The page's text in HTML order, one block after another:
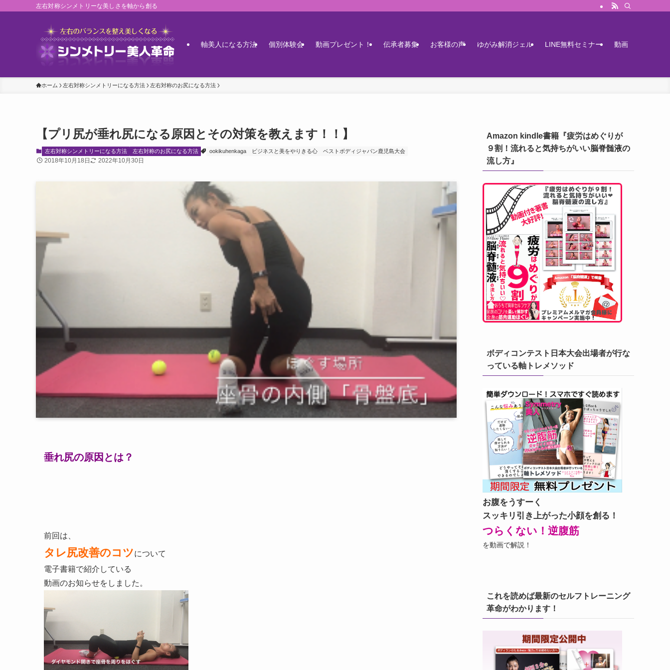
左右対称シンメトリーな美しさを軸から創る
軸美人になる方法 個別体験会 動画プレゼント！ 伝承者募集 お客様の声 ゆがみ解消ジェル LINE無料セミナー 動画
ホーム 左右対称シンメトリーになる方法 左右対称のお尻になる方法
【プリ尻が垂れ尻になる原因とその対策を教えます！！】
左右対称シンメトリーになる方法 左右対称のお尻になる方法 ookikuhenkaga ビジネスと美をやりきる心 ベストボディジャパン鹿児島大会
2018年10月18日 2022年10月30日
垂れ尻の原因とは？
前回は、
タレ尻改善のコツについて
電子書籍で紹介している
動画のお知らせをしました。
Amazon kindle書籍『疲労はめぐりが
９割！流れると気持ちがいい脳脊髄液の
流し方』
ボディコンテスト日本大会出場者が行な
っている軸トレメソッド
お腹をうすーく
スッキリ引き上がった小顔を創る！
つらくない！逆腹筋
を動画で解説！
これを読めば最新のセルフトレーニング
革命がわかります！